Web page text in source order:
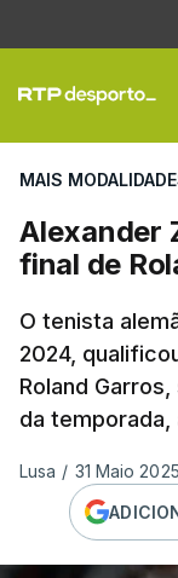
MAIS
Alexander
final de
O tenista
2024,
Roland
da temporada,
Lusa / 31 Maio